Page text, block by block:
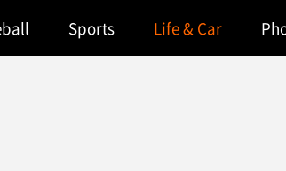
Sports Life & Car